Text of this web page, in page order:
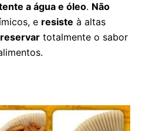
a água e óleo. Não
e resiste à altas
totalmente o sabor